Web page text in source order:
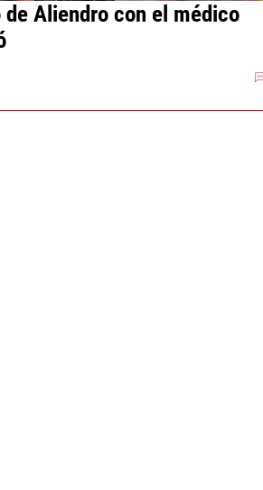
Aliendro con el médico